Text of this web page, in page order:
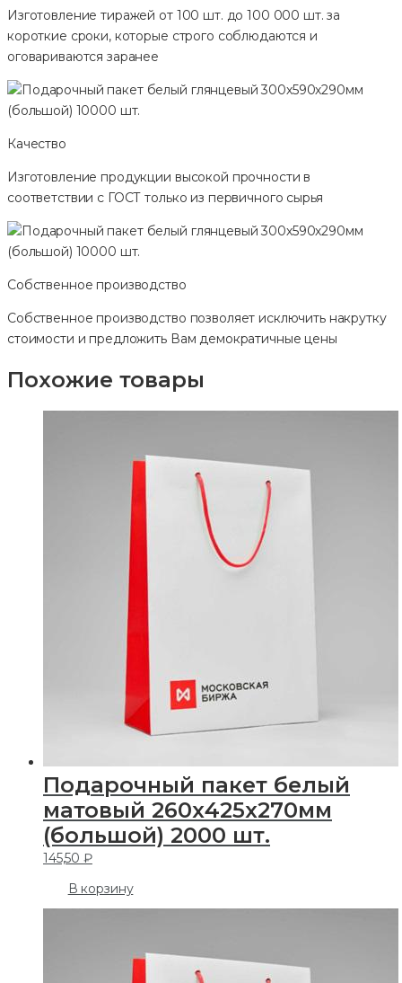
Изготовление тиражей от 100 шт. до 100 000 шт. за
короткие сроки, которые строго соблюдаются и
оговариваются заранее
Качество
Изготовление продукции высокой прочности в
соответствии с ГОСТ только из первичного сырья
Собственное производство
Собственное производство позволяет исключить накрутку
стоимости и предложить Вам демократичные цены
Похожие товары
Подарочный пакет белый
матовый 260х425х270мм
(большой) 2000 шт.
145,50₽
В корзину